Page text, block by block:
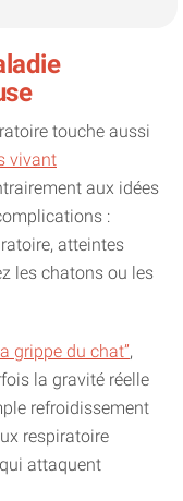
touche aussi
vivant
aux idées
:
atteintes
les chatons ou les
grippe du chat”,
la gravité réelle
refroidissement
respiratoire
attaquent